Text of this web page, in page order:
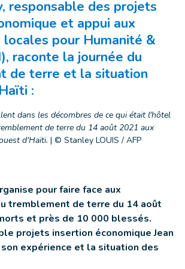
responsable des projets
et appui aux
locales pour Humanité &
raconte la journée du
de terre et la situation
:
dans les décombres de ce qui était l'hôtel
de terre du 14 août 2021 aux
d'Haïti. | © Stanley LOUIS / AFP
pour faire face aux
tremblement de terre du 14 août
et près de 10 000 blessés.
projets insertion économique Jean
expérience et la situation des